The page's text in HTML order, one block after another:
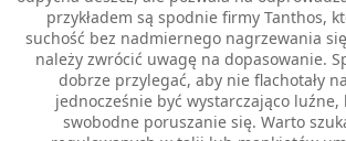
przykładem są spodnie firmy Tanthos,
suchość bez nadmiernego nagrzewania
należy zwrócić uwagę na dopasowanie.
dobrze przylegać, aby nie flachotały
jednocześnie być wystarczająco
swobodne poruszanie się. Warto